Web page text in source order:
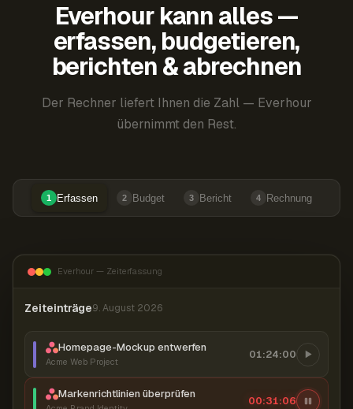
Everhour kann alles —
erfassen, budgetieren,
berichten & abrechnen
Der Rechner liefert Ihnen die Zahl — Everhour
übernimmt den Rest.
1 Erfassen 2 Budget 3 Bericht 4 Rechnung
Everhour — Zeiterfassung
Zeiteinträge9. August 2026
Homepage-Mockup entwerfen
Acme Web Project
01:24:00
Markenrichtlinien überprüfen 00:31:07